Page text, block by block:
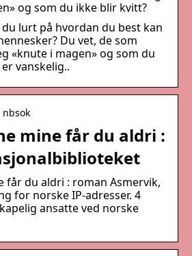
og som du ikke blir kvitt?
du lurt på hvordan du best kan
Du vet, de som
«knute i magen» og som du
vanskelig..
nbsok
mine får du aldri :
får du aldri : roman Asmervik,
for norske IP-adresser. 4
ansatte ved norske